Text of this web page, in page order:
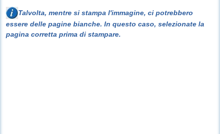
Talvolta, mentre si stampa l'immagine, ci potrebbero
essere delle pagine bianche. In questo caso, selezionate la
pagina corretta prima di stampare.